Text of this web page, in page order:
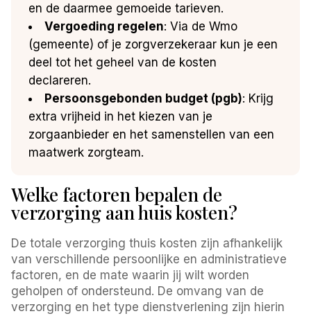
en de daarmee gemoeide tarieven.
Vergoeding regelen: Via de Wmo
(gemeente) of je zorgverzekeraar kun je een
deel tot het geheel van de kosten
declareren.
Persoonsgebonden budget (pgb): Krijg
extra vrijheid in het kiezen van je
zorgaanbieder en het samenstellen van een
maatwerk zorgteam.
Welke factoren bepalen de
verzorging aan huis kosten?
De totale verzorging thuis kosten zijn afhankelijk
van verschillende persoonlijke en administratieve
factoren, en de mate waarin jij wilt worden
geholpen of ondersteund. De omvang van de
verzorging en het type dienstverlening zijn hierin